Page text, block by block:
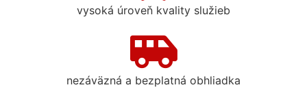
vysoká úroveň kvality služieb
nezáväzná a bezplatná obhliadka